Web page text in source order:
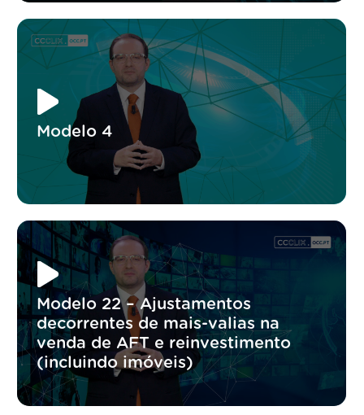
Modelo 4
Modelo 22 – Ajustamentos
decorrentes de mais-valias na
venda de AFT e reinvestimento
(incluindo imóveis)